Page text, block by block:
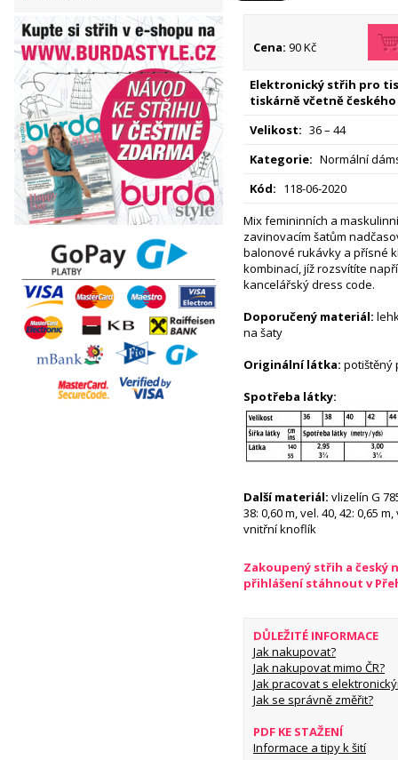
Cena: 90 Kč
Elektronický střih pro
tiskárně včetně českého
Velikost: 36 – 44
Kategorie: Normální
Kód: 118-06-2020
Mix femininních a
zavinovacím šatům
balonové rukávky a přísné
kombinací, jíž rozsvítíte
kancelářský dress code.
Doporučený materiál:
na šaty
Originální látka: potištěný
Spotřeba látky:
Další materiál: vlizelín G
38: 0,60 m, vel. 40, 42: 0,65
vnitřní knoflík
Zakoupený střih a český
přihlášení stáhnout v
DŮLEŽITÉ INFORMACE
Jak nakupovat?
Jak nakupovat mimo ČR?
Jak pracovat s
Jak se správně změřit?
PDF KE STAŽENÍ
Informace a tipy k šití